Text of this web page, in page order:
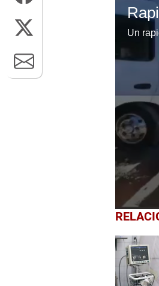
0
seconds
1
minute,
32
seconds
0%